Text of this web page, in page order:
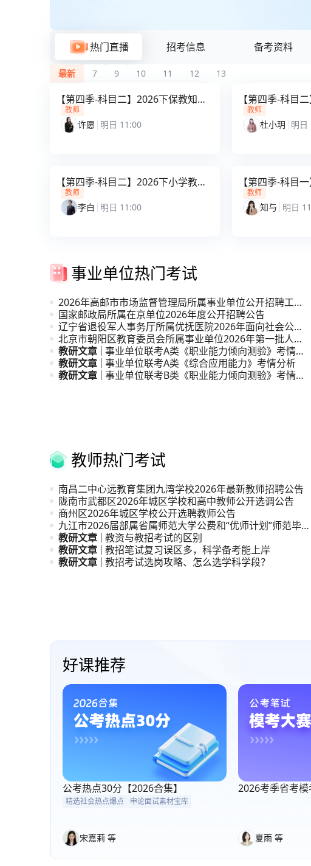
热门直播 招考信息 备考资料
最新 7 9 10 11 12 13
【第四季-科目二】2026下保教知识
与能力解析课
教师
许愿 明日 11:00
【第四季-科目
知识与能力解析
教师
杜小玥 明日
【第四季-科目二】2026下小学教育
教学知识与能力解析课
教师
李白 明日 11:00
【第四季-科目
合素质解析课
教师
知与 明日
事业单位热门考试
2026年高邮市市场监督管理局所属事业单位公开招聘工作
人员公
国家邮政局所属在京单位2026年度公开招聘公告
辽宁省退役军人事务厅所属优抚医院2026年面向社会公开
招聘高
北京市朝阳区教育委员会所属事业单位2026年第一批人才
引进公
教研文章 事业单位联考A类《职业能力倾向测验》考情分
析
教研文章 事业单位联考A类《综合应用能力》考情分析
教研文章 事业单位联考B类《职业能力倾向测验》考情分
教师热门考试
南昌二中心远教育集团九湾学校2026年最新教师招聘公告
陇南市武都区2026年城区学校和高中教师公开选调公告
商州区2026年城区学校公开选聘教师公告
九江市2026届部属省属师范大学公费和“优师计划”师范毕业
生
教研文章 教资与教招考试的区别
教研文章 教招笔试复习误区多，科学备考能上岸
教研文章 教招考试选岗攻略、怎么选学科学段？
好课推荐
公考热点30分【2026合集】
精选社会热点爆点 申论面试素材宝库
宋嘉莉 等
2026考季省考
夏雨 等